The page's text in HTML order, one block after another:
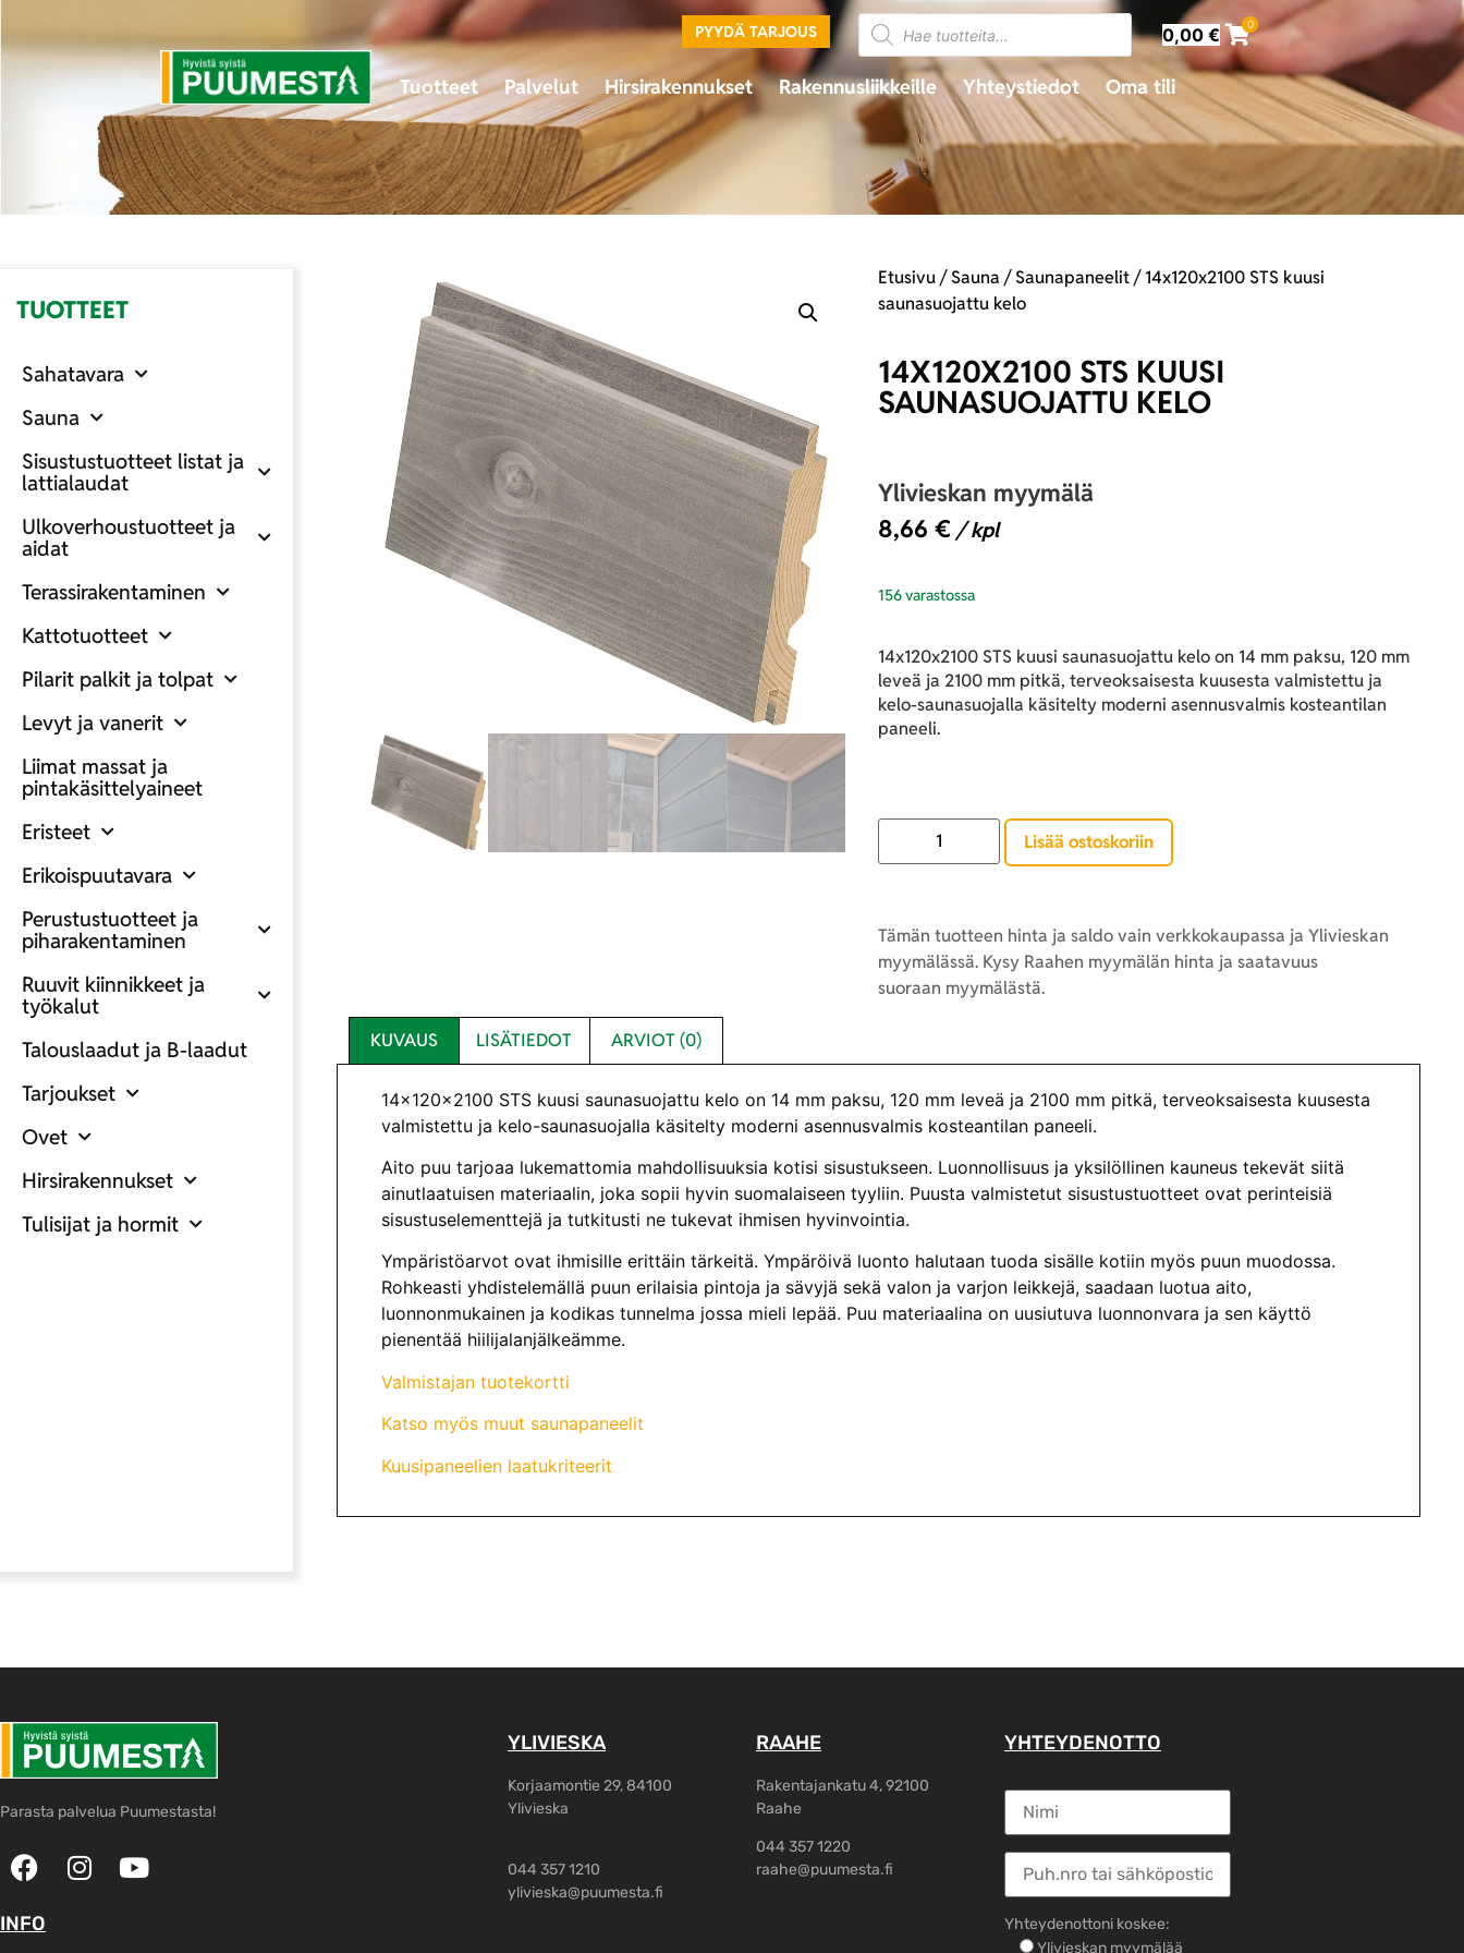
PYYDÄ TARJOUS 0,00€ 0
Tuotteet Palvelut Hirsirakennukset Rakennusliikkeille Yhteystiedot Oma tili
TUOTTEET
Sahatavara
Sauna
Sisustustuotteet listat ja
lattialaudat
Ulkoverhoustuotteet ja
aidat
Terassirakentaminen
Kattotuotteet
Pilarit palkit ja tolpat
Levyt ja vanerit
Liimat massat ja
pintakäsittelyaineet
Eristeet
Erikoispuutavara
Perustustuotteet ja
piharakentaminen
Ruuvit kiinnikkeet ja
työkalut
Talouslaadut ja B-laadut
Tarjoukset
Ovet
Hirsirakennukset
Tulisijat ja hormit
Etusivu/Sauna /Saunapaneelit/ 14x120x2100 STS kuusi
saunasuojattu kelo
14X120X2100 STS KUUSI
SAUNASUOJATTU KELO
Ylivieskan myymälä
8,66€ / kpl
156 varastossa
14x120x2100 STS kuusi saunasuojattu kelo on 14 mm paksu, 120 mm
leveä ja 2100 mm pitkä, terveoksaisesta kuusesta valmistettu ja
kelo-saunasuojalla käsitelty moderni asennusvalmis kosteantilan
paneeli.
Lisää ostoskoriin
Tämän tuotteen hinta ja saldo vain verkkokaupassa ja Ylivieskan
myymälässä. Kysy Raahen myymälän hinta ja saatavuus
suoraan myymälästä.
KUVAUS LISÄTIEDOT ARVIOT (0)
14x120x2100 STS kuusi saunasuojattu kelo on 14 mm paksu, 120 mm leveä ja 2100 mm pitkä, terveoksaisesta kuusesta
valmistettu ja kelo-saunasuojalla käsitelty moderni asennusvalmis kosteantilan paneeli.
Aito puu tarjoaa lukemattomia mahdollisuuksia kotisi sisustukseen. Luonnollisuus ja yksilöllinen kauneus tekevät siitä
ainutlaatuisen materiaalin, joka sopii hyvin suomalaiseen tyyliin. Puusta valmistetut sisustustuotteet ovat perinteisiä
sisustuselementtejä ja tutkitusti ne tukevat ihmisen hyvinvointia.
Ympäristöarvot ovat ihmisille erittäin tärkeitä. Ympäröivä luonto halutaan tuoda sisälle kotiin myös puun muodossa.
Rohkeasti yhdistelemällä puun erilaisia pintoja ja sävyjä sekä valon ja varjon leikkejä, saadaan luotua aito,
luonnonmukainen ja kodikas tunnelma jossa mieli lepää. Puu materiaalina on uusiutuva luonnonvara ja sen käyttö
pienentää hiilijalanjälkeämme.
Valmistajan tuotekortti
Katso myös muut saunapaneelit
Kuusipaneelien laatukriteerit
Parasta palvelua Puumestasta!
INFO
YLIVIESKA
Korjaamontie 29, 84100
Ylivieska
044 357 1210
ylivieska@puumesta.fi
RAAHE
Rakentajankatu 4, 92100
Raahe
044 357 1220
raahe@puumesta.fi
YHTEYDENOTTO
Yhteydenottoni koskee:
Ylivieskan myymälää